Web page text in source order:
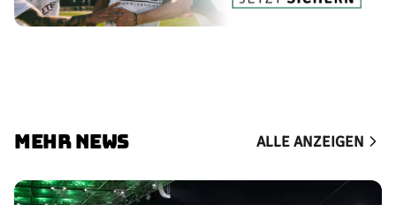
MEHR NEWS ALLE ANZEIGEN